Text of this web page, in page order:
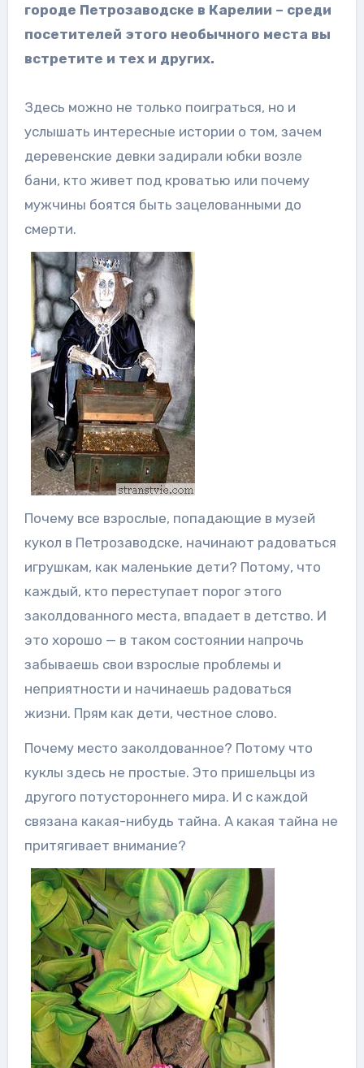
городе Петрозаводске в Карелии – среди
посетителей этого необычного места вы
встретите и тех и других.
Здесь можно не только поиграться, но и
услышать интересные истории о том, зачем
деревенские девки задирали юбки возле
бани, кто живет под кроватью или почему
мужчины боятся быть зацелованными до
смерти.
Почему все взрослые, попадающие в музей
кукол в Петрозаводске, начинают радоваться
игрушкам, как маленькие дети? Потому, что
каждый, кто переступает порог этого
заколдованного места, впадает в детство. И
это хорошо — в таком состоянии напрочь
забываешь свои взрослые проблемы и
неприятности и начинаешь радоваться
жизни. Прям как дети, честное слово.
Почему место заколдованное? Потому что
куклы здесь не простые. Это пришельцы из
другого потустороннего мира. И с каждой
связана какая-нибудь тайна. А какая тайна не
притягивает внимание?